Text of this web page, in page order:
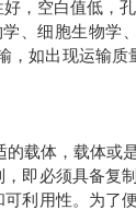
，空白值低，
、细胞生物学
如出现运输质
载体，载体
即必须具备复
利用性。为了